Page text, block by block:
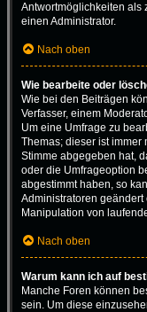
Antwortmöglichkeiten als
einen Administrator.
Nach oben
Wie bearbeite oder
Wie bei den Beiträgen
Verfasser, einem
Um eine Umfrage zu
Themas; dieser ist immer
Stimme abgegeben hat,
oder die Umfrageoption
abgestimmt haben, so
Administratoren
Manipulation von
Nach oben
Warum kann ich auf
Manche Foren können
sein. Um diese